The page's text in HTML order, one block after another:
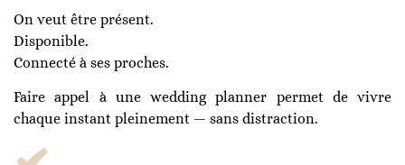
On veut être présent.
Disponible.
Connecté à ses proches.
Faire appel à une wedding planner permet de vivre
chaque instant pleinement — sans distraction.